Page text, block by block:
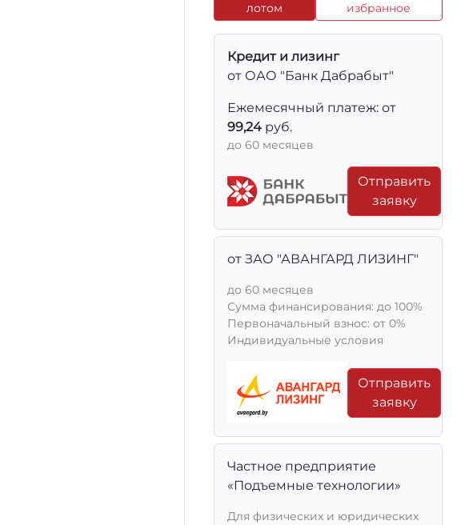
лотом
избранное
Кредит и лизинг
от ОАО "Банк Дабрабыт"
Ежемесячный платеж: от
99,24 руб.
до 60 месяцев
Отправить
заявку
от ЗАО "АВАНГАРД ЛИЗИНГ"
до 60 месяцев
Сумма финансирования: до 100%
Первоначальный взнос: от 0%
Индивидуальные условия
Отправить
заявку
Частное предприятие
«Подъемные технологии»
Для физических и юридических